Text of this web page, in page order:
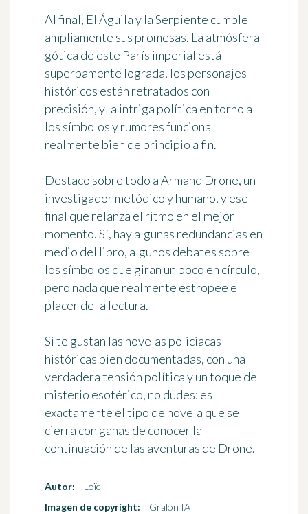
Al final, El Águila y la Serpiente cumple
ampliamente sus promesas. La atmósfera
gótica de este París imperial está
superbamente lograda, los personajes
históricos están retratados con
precisión, y la intriga política en torno a
los símbolos y rumores funciona
realmente bien de principio a fin.
Destaco sobre todo a Armand Drone, un
investigador metódico y humano, y ese
final que relanza el ritmo en el mejor
momento. Sí, hay algunas redundancias en
medio del libro, algunos debates sobre
los símbolos que giran un poco en círculo,
pero nada que realmente estropee el
placer de la lectura.
Si te gustan las novelas policiacas
históricas bien documentadas, con una
verdadera tensión política y un toque de
misterio esotérico, no dudes: es
exactamente el tipo de novela que se
cierra con ganas de conocer la
continuación de las aventuras de Drone.
Autor:
Loïc
Imagen de copyright:
Gralon IA